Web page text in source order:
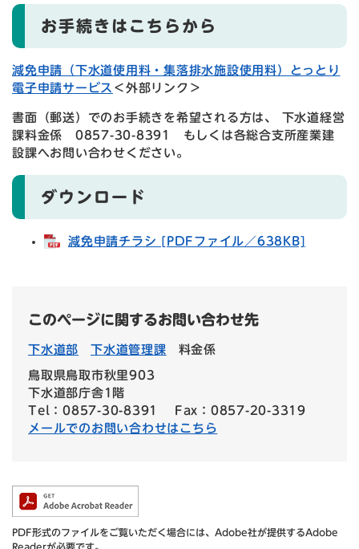
お手続きはこちらから
減免申請（下水道使用料・集落排水施設使用料）とっとり
電子申請サービス ＜外部リンク＞
書面（郵送）でのお手続きを希望される方は、 下水道経営
課料金係 0857-30-8391 もしくは各総合支所産業建
設課へお問い合わせください。
ダウンロード
減免申請チラシ [PDFファイル／638KB]
このページに関するお問い合わせ先
下水道部 下水道管理課 料金係
鳥取県鳥取市秋里903
下水道部庁舎1階
Tel：0857-30-8391
Fax：0857-20-3319
メールでのお問い合わせはこちら
PDF形式のファイルをご覧いただく場合には、Adobe社が提供するAdobe
Readerが必要です。